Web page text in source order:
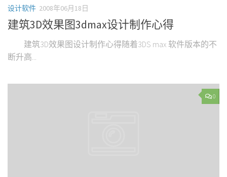
设计软件 2008年06月18日
建筑3D效果图3dmax设计制作心得
建筑3D效果图设计制作心得随着3DS max 软件版本的不
断升高...
0